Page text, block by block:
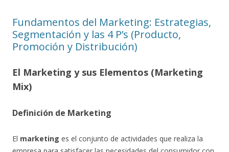
Fundamentos del Marketing: Estrategias,
Segmentación y las 4 P’s (Producto,
Promoción y Distribución)
El Marketing y sus Elementos (Marketing
Mix)
Definición de Marketing
El marketing es el conjunto de actividades que realiza la